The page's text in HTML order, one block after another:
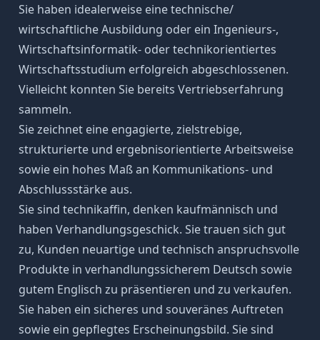
Sie haben idealerweise eine technische/
wirtschaftliche Ausbildung oder ein Ingenieurs-,
Wirtschaftsinformatik- oder technikorientiertes
Wirtschaftsstudium erfolgreich abgeschlossenen.
Vielleicht konnten Sie bereits Vertriebserfahrung
sammeln.
Sie zeichnet eine engagierte, zielstrebige,
strukturierte und ergebnisorientierte Arbeitsweise
sowie ein hohes Maß an Kommunikations- und
Abschlussstärke aus.
Sie sind technikaffin, denken kaufmännisch und
haben Verhandlungsgeschick. Sie trauen sich gut
zu, Kunden neuartige und technisch anspruchsvolle
Produkte in verhandlungssicherem Deutsch sowie
gutem Englisch zu präsentieren und zu verkaufen.
Sie haben ein sicheres und souveränes Auftreten
sowie ein gepflegtes Erscheinungsbild. Sie sind